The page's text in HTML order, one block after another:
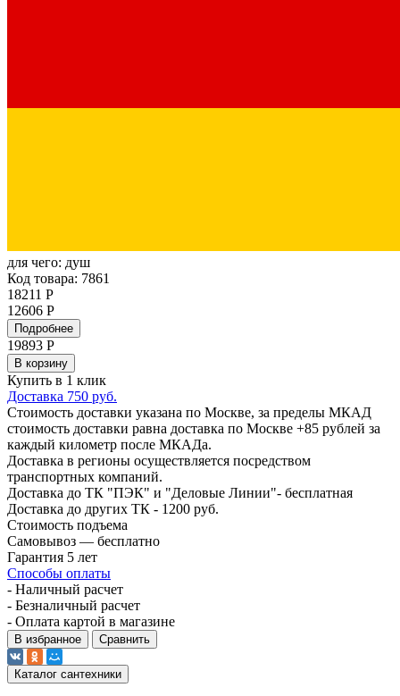
для чего: душ
Код товара: 7861
18211 Р
12606 Р
Подробнее
19893 Р
В корзину
Купить в 1 клик
Доставка 750 руб.
Стоимость доставки указана по Москве, за пределы МКАД
стоимость доставки равна доставка по Москве +85 рублей за
каждый километр после МКАДа.
Доставка в регионы осуществляется посредством
транспортных компаний.
Доставка до ТК "ПЭК" и "Деловые Линии"- бесплатная
Доставка до других ТК - 1200 руб.
Стоимость подъема
Самовывоз — бесплатно
Гарантия 5 лет
Способы оплаты
- Наличный расчет
- Безналичный расчет
- Оплата картой в магазине
В избранное Сравнить
Каталог сантехники